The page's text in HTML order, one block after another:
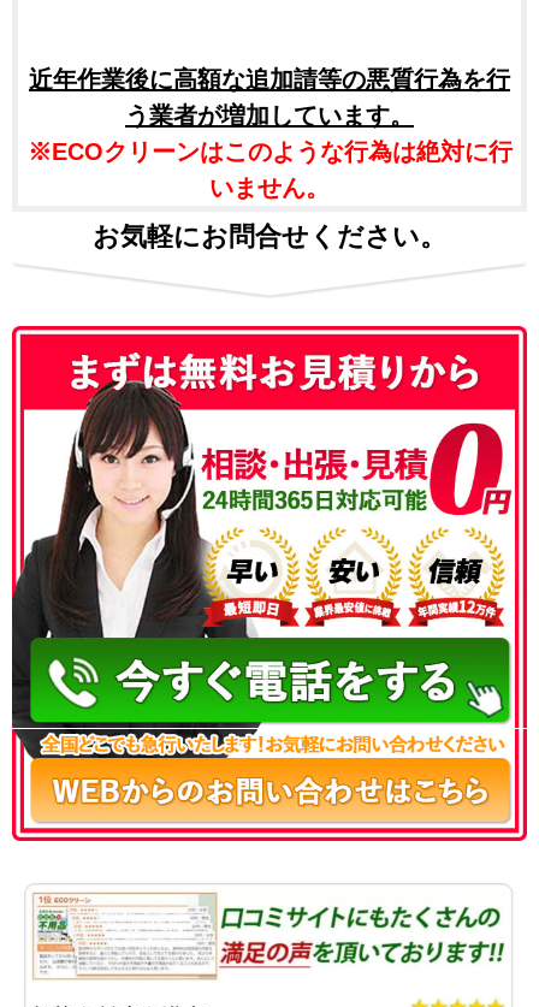
近年作業後に高額な追加請等の悪質行為を行
う業者が増加しています。
※ECOクリーンはこのような行為は絶対に行
いません。
お気軽にお問合せください。
050-3186-4780